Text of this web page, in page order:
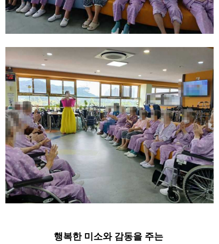
​행복한 미소와 감동을 주는